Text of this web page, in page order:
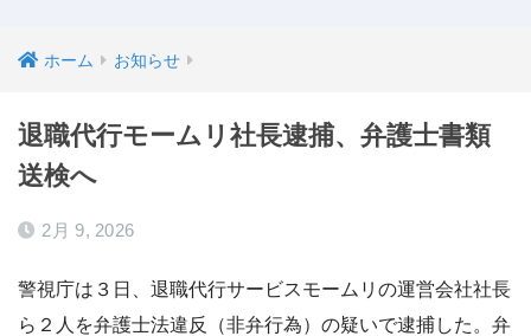
ホーム お知らせ
退職代行モームリ社長逮捕、弁護士書類
送検へ
2月 9, 2026
警視庁は３日、退職代行サービスモームリの運営会社社長
ら２人を弁護士法違反（非弁行為）の疑いで逮捕した。弁